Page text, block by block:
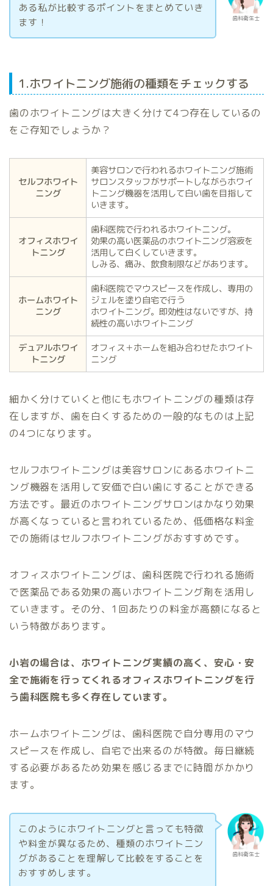
歯科衛生士
ある私が比較するポイントをまとめていき
ます！
1.ホワイトニング施術の種類をチェックする
歯のホワイトニングは大きく分けて4つ存在しているの
をご存知でしょうか？
セルフホワイト
ニング
美容サロンで行われるホワイトニング施術
サロンスタッフがサポートしながらホワイ
トニング機器を活用して白い歯を目指して
いきます。
オフィスホワイ
トニング
歯科医院で行われるホワイトニング。
効果の高い医薬品のホワイトニング溶液を
活用して白くしていきます。
しみる、痛み、飲食制限などがあります。
ホームホワイト
ニング
歯科医院でマウスピースを作成し、専用の
ジェルを塗り自宅で行う
ホワイトニング。即効性はないですが、持
続性の高いホワイトニング
デュアルホワイ
トニング
オフィス＋ホームを組み合わせたホワイト
ニング
細かく分けていくと他にもホワイトニングの種類は存
在しますが、歯を白くするための一般的なものは上記
の4つになります。
セルフホワイトニングは美容サロンにあるホワイトニ
ング機器を活用して安価で白い歯にすることができる
方法です。最近のホワイトニングサロンはかなり効果
が高くなっていると言われているため、低価格な料金
での施術はセルフホワイトニングがおすすめです。
オフィスホワイトニングは、歯科医院で行われる施術
で医薬品である効果の高いホワイトニング剤を活用し
ていきます。その分、1回あたりの料金が高額になると
いう特徴があります。
小岩の場合は、ホワイトニング実績の高く、安心・安
全で施術を行ってくれるオフィスホワイトニングを行
う歯科医院も多く存在しています。
ホームホワイトニングは、歯科医院で自分専用のマウ
スピースを作成し、自宅で出来るのが特徴。毎日継続
する必要があるため効果を感じるまでに時間がかかり
ます。
歯科衛生士
このようにホワイトニングと言っても特徴
や料金が異なるため、種類のホワイトニン
グがあることを理解して比較をすることを
おすすめします。